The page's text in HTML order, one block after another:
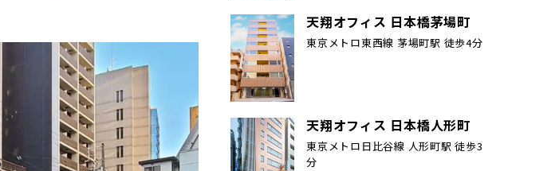
天翔オフィス 日本橋茅場町
東京メトロ東西線 茅場町駅 徒歩4分
天翔オフィス 日本橋人形町
東京メトロ日比谷線 人形町駅 徒歩3
分